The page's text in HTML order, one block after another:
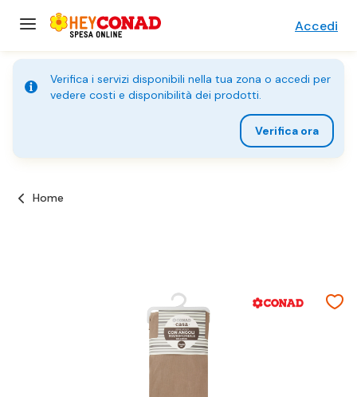
Accedi
Verifica i servizi disponibili nella tua zona o accedi per
vedere costi e disponibilità dei prodotti.
Verifica ora
Home